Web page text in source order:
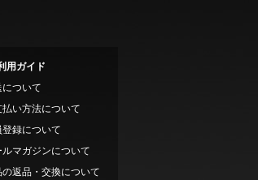
用ガイド
について
払い方法について
登録について
ルマガジンについて
の返品・交換について